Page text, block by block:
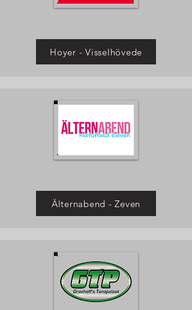
Hoyer - Visselhövede
Älternabend - Zeven